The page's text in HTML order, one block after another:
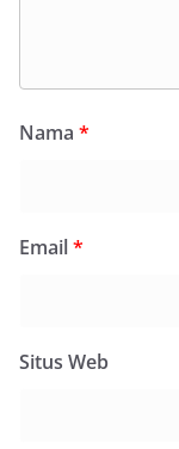
Nama *
Email*
Situs Web